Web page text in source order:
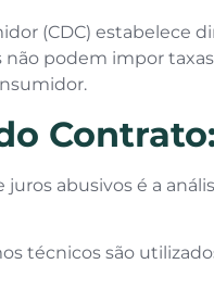
(CDC) estabelece
podem impor
abusivos é a
técnicos são